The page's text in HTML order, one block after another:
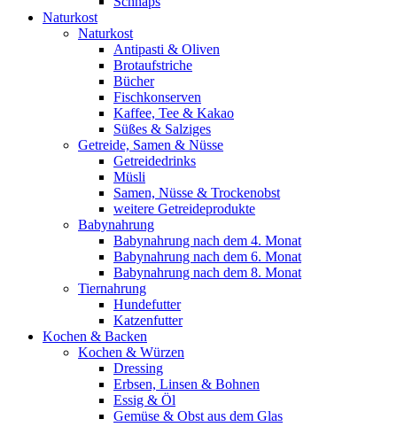
Naturkost
Naturkost
Antipasti & Oliven
Brotaufstriche
Bücher
Fischkonserven
Kaffee, Tee & Kakao
Süßes & Salziges
Getreide, Samen & Nüsse
Getreidedrinks
Müsli
Samen, Nüsse & Trockenobst
weitere Getreideprodukte
Babynahrung
Babynahrung nach dem 4. Monat
Babynahrung nach dem 6. Monat
Babynahrung nach dem 8. Monat
Tiernahrung
Hundefutter
Katzenfutter
Kochen & Backen
Kochen & Würzen
Dressing
Erbsen, Linsen & Bohnen
Essig & Öl
Gemüse & Obst aus dem Glas